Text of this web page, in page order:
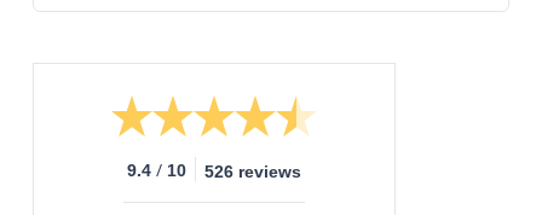
9.4 / 10 526 reviews